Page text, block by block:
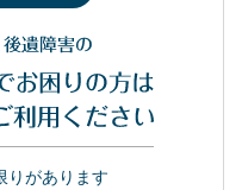
遺障害の
お困りの方は
利用ください
りがあります